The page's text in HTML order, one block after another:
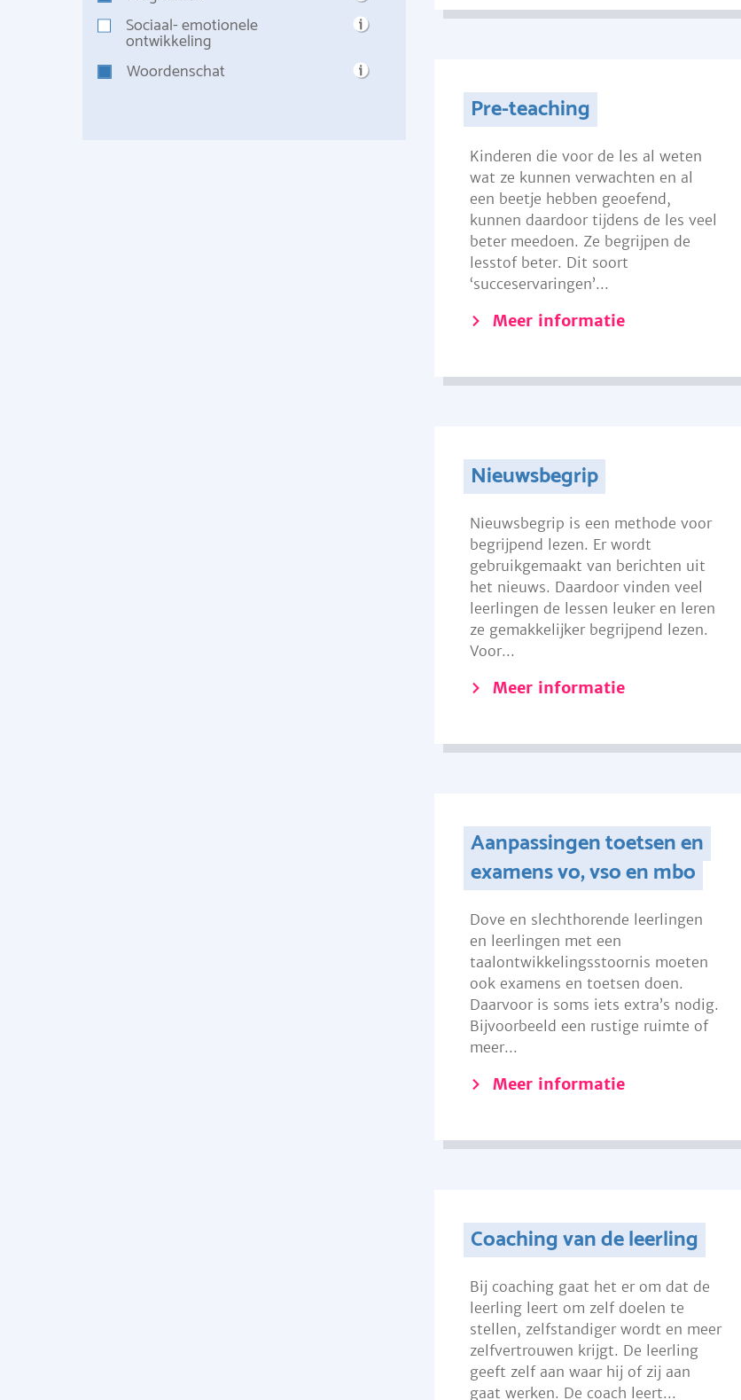
Sociaal- emotionele
ontwikkeling
Woordenschat
Pre-teaching
Kinderen die voor de les al weten
wat ze kunnen verwachten en al
een beetje hebben geoefend,
kunnen daardoor tijdens de les veel
beter meedoen. Ze begrijpen de
lesstof beter. Dit soort
‘succeservaringen’...
Meer informatie
Nieuwsbegrip
Nieuwsbegrip is een methode voor
begrijpend lezen. Er wordt
gebruikgemaakt van berichten uit
het nieuws. Daardoor vinden veel
leerlingen de lessen leuker en leren
ze gemakkelijker begrijpend lezen.
Voor...
Meer informatie
Aanpassingen toetsen en
examens vo, vso en mbo
Dove en slechthorende leerlingen
en leerlingen met een
taalontwikkelingsstoornis moeten
ook examens en toetsen doen.
Daarvoor is soms iets extra’s nodig.
Bijvoorbeeld een rustige ruimte of
meer...
Meer informatie
Coaching van de leerling
Bij coaching gaat het er om dat de
leerling leert om zelf doelen te
stellen, zelfstandiger wordt en meer
zelfvertrouwen krijgt. De leerling
geeft zelf aan waar hij of zij aan
gaat werken. De coach leert...